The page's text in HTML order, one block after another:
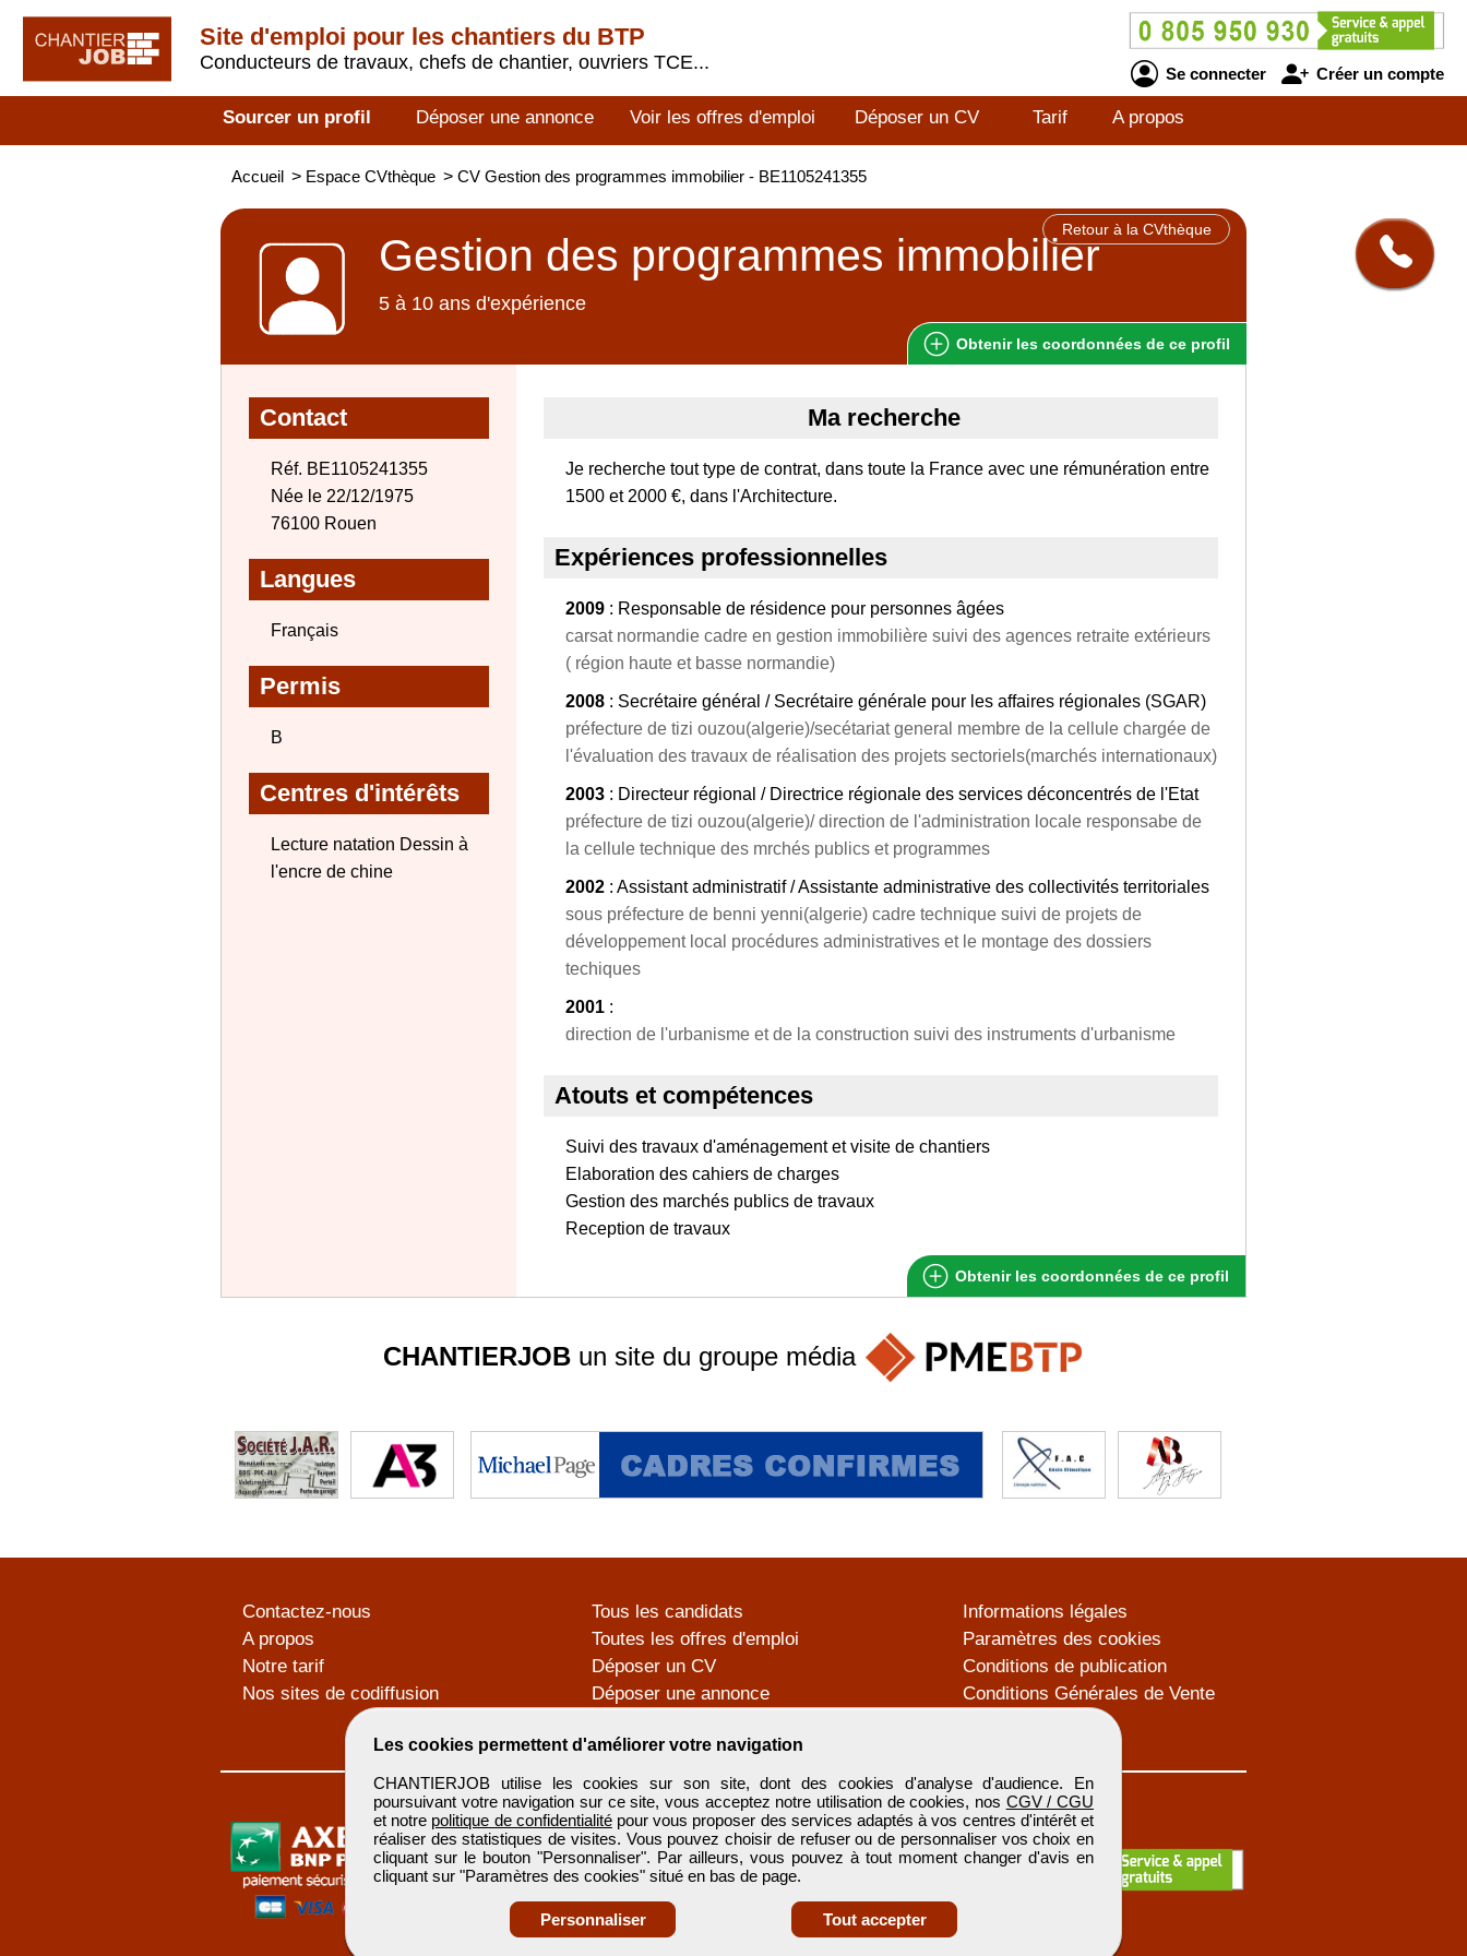
Site d'emploi pour les chantiers du BTP
Conducteurs de travaux, chefs de chantier, ouvriers TCE...
Se connecter Créer un compte
Sourcer un profil Déposer une annonce Voir les offres d'emploi Déposer un CV Tarif A propos
Accueil > Espace CVthèque > CV Gestion des programmes immobilier - BE1105241355
Retour à la CVthèque
Gestion des programmes immobilier
5 à 10 ans d'expérience
Obtenir les coordonnées de ce profil
Contact
Réf. BE1105241355
Née le 22/12/1975
76100 Rouen
Langues
Français
Permis
B
Centres d'intérêts
Lecture natation Dessin à
l'encre de chine
Ma recherche
Je recherche tout type de contrat, dans toute la France avec une rémunération entre
1500 et 2000 €, dans l'Architecture.
Expériences professionnelles
2009 : Responsable de résidence pour personnes âgées
carsat normandie cadre en gestion immobilière suivi des agences retraite extérieurs
( région haute et basse normandie)
2008 : Secrétaire général / Secrétaire générale pour les affaires régionales (SGAR)
préfecture de tizi ouzou(algerie)/secétariat general membre de la cellule chargée de
l'évaluation des travaux de réalisation des projets sectoriels(marchés internationaux)
2003 : Directeur régional / Directrice régionale des services déconcentrés de l'Etat
préfecture de tizi ouzou(algerie)/ direction de l'administration locale responsabe de
la cellule technique des mrchés publics et programmes
2002 : Assistant administratif / Assistante administrative des collectivités territoriales
sous préfecture de benni yenni(algerie) cadre technique suivi de projets de
développement local procédures administratives et le montage des dossiers
techiques
2001 :
direction de l'urbanisme et de la construction suivi des instruments d'urbanisme
Atouts et compétences
Suivi des travaux d'aménagement et visite de chantiers
Elaboration des cahiers de charges
Gestion des marchés publics de travaux
Reception de travaux
Obtenir les coordonnées de ce profil
Les cookies permettent d'améliorer votre navigation
CHANTIERJOB utilise les cookies sur son site, dont des cookies d'analyse d'audience. En
poursuivant votre navigation sur ce site, vous acceptez notre utilisation de cookies, nos CGV / CGU
et notre politique de confidentialitépour vous proposer des services adaptés à vos centres d'intérêt et
réaliser des statistiques de visites. Vous pouvez choisir de refuser ou de personnaliser vos choix en
cliquant sur le bouton "Personnaliser". Par ailleurs, vous pouvez à tout moment changer d'avis en
cliquant sur "Paramètres des cookies" situé en bas de page.
Personnaliser Tout accepter
CHANTIERJOBun site du groupe média
Contactez-nous
A propos
Notre tarif
Nos sites de codiffusion
Tous les candidats
Toutes les offres d'emploi
Déposer un CV
Déposer une annonce
Informations légales
Paramètres des cookies
Conditions de publication
Conditions Générales de Vente